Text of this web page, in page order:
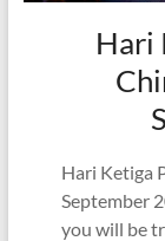
Hari
Hari Ketiga
September
you will be